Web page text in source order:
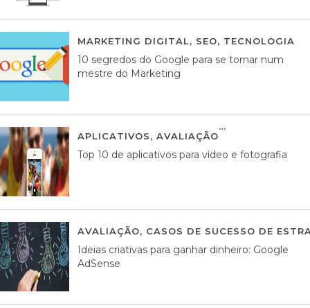
MARKETING DIGITAL, SEO, TECNOLOGIA
10 segredos do Google para se tornar num
mestre do Marketing
APLICATIVOS, AVALIAÇÃO
Top 10 de aplicativos para vídeo e fotografia
AVALIAÇÃO, CASOS DE SUCESSO DE
Ideias criativas para ganhar dinheiro: Google
AdSense